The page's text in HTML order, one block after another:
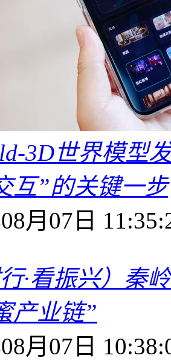
3D世界模型
互”的关键一步
月07日
行·看振兴）秦
产业链”
月07日